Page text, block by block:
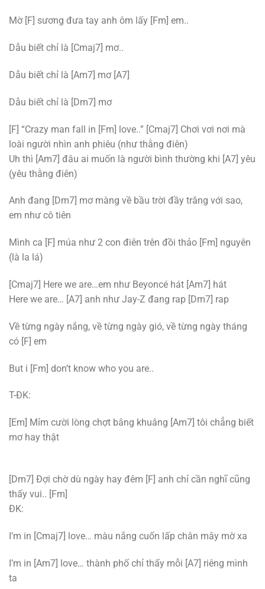
Mờ [F] sương đưa tay anh ôm lấy [Fm] em..
Dẫu biết chỉ là [Cmaj7] mơ..
Dẫu biết chỉ là [Am7] mơ [A7]
Dẫu biết chỉ là [Dm7] mơ
[F] “Crazy man fall in [Fm] love..” [Cmaj7] Chơi vơi nơi mà
loài người nhìn anh phiêu (như thằng điên)
Uh thì [Am7] đâu ai muốn là người bình thường khi [A7] yêu
(yêu thằng điên)
Anh đang [Dm7] mơ màng về bầu trời đầy trăng với sao,
em như cô tiên
Mình ca [F] múa như 2 con điên trên đồi thảo [Fm] nguyên
(là la lá)
[Cmaj7] Here we are…em như Beyoncé hát [Am7] hát
Here we are… [A7] anh như Jay-Z đang rap [Dm7] rap
Về từng ngày nắng, về từng ngày gió, về từng ngày tháng
có [F] em
But i [Fm] don’t know who you are..
T-ĐK:
[Em] Mỉm cười lòng chợt bâng khuâng [Am7] tôi chẳng biết
mơ hay thật
[Dm7] Đợi chờ dù ngày hay đêm [F] anh chỉ cần nghĩ cũng
thấy vui.. [Fm]
ĐK:
I’m in [Cmaj7] love… màu nắng cuốn lấp chân mây mờ xa
I’m in [Am7] love… thành phố chỉ thấy mỗi [A7] riêng mình
ta